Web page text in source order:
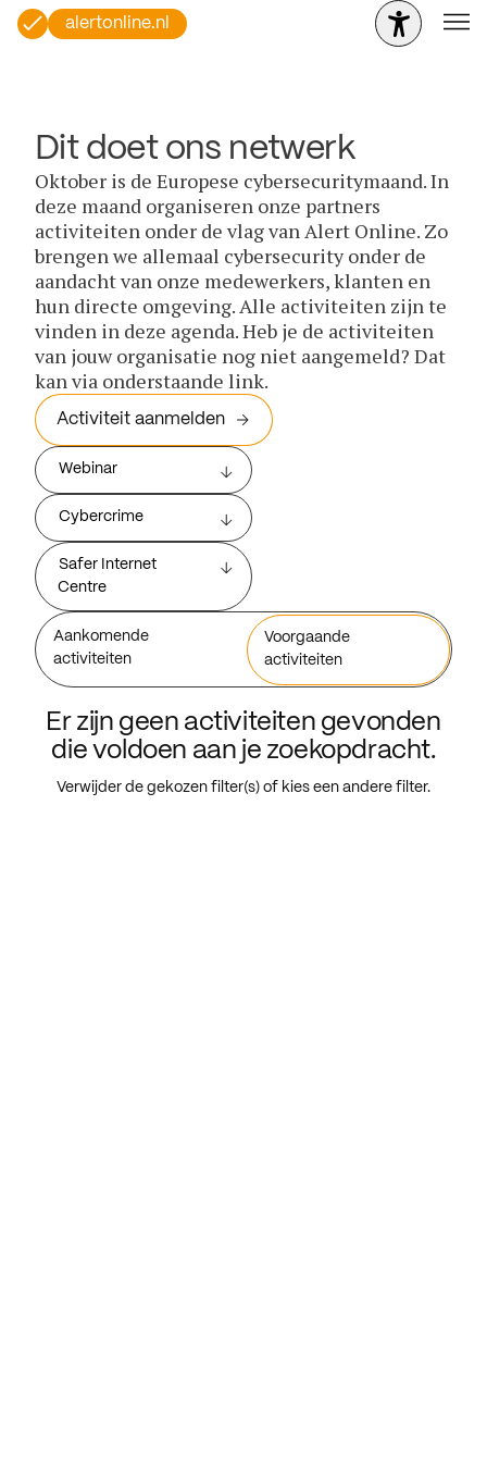
alertonline.nl
Dit doet ons netwerk
Oktober is de Europese cybersecuritymaand. In
deze maand organiseren onze partners
activiteiten onder de vlag van Alert Online. Zo
brengen we allemaal cybersecurity onder de
aandacht van onze medewerkers, klanten en
hun directe omgeving. Alle activiteiten zijn te
vinden in deze agenda. Heb je de activiteiten
van jouw organisatie nog niet aangemeld? Dat
kan via onderstaande link.
Activiteit aanmelden
Webinar
Cybercrime
Safer Internet
Centre
Aankomende
activiteiten
Voorgaande
activiteiten
Er zijn geen activiteiten gevonden
die voldoen aan je zoekopdracht.
Verwijder de gekozen filter(s) of kies een andere filter.